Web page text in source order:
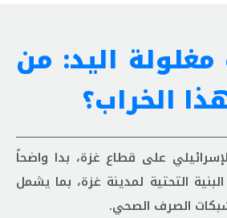
مغلولة اليد: من
الخراب؟
على قطاع غزة، بدا واضحاً
التحتية لمدينة غزة، بما يشمل
الصرف الصحي.